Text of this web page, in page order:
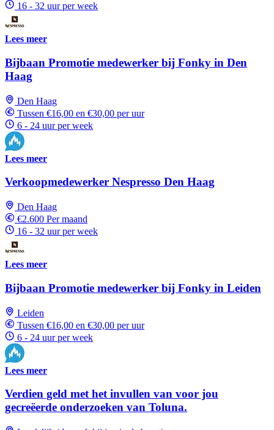
16 - 32 uur per week
Lees meer
Bijbaan Promotie medewerker bij Fonky in Den
Haag
Den Haag
Tussen €16,00 en €30,00 per uur
6 - 24 uur per week
Lees meer
Verkoopmedewerker Nespresso Den Haag
Den Haag
€2.600 Per maand
16 - 32 uur per week
Lees meer
Bijbaan Promotie medewerker bij Fonky in Leiden
Leiden
Tussen €16,00 en €30,00 per uur
6 - 24 uur per week
Lees meer
Verdien geld met het invullen van voor jou
gecreëerde onderzoeken van Toluna.